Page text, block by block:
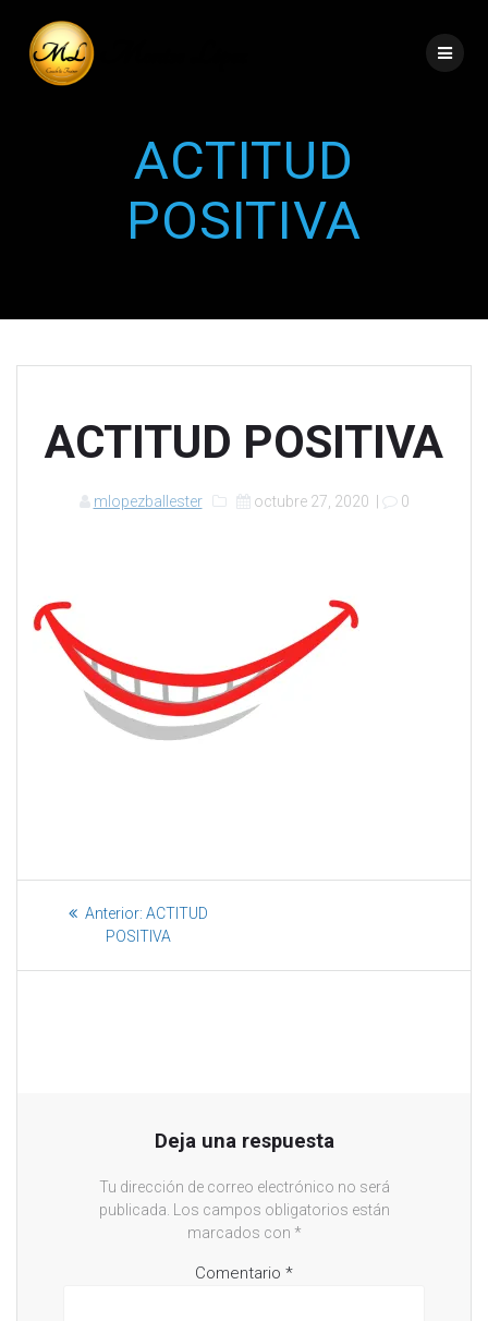
ACTITUD
POSITIVA
ACTITUD POSITIVA
mlopezballester octubre 27, 2020 0
Anterior: ACTITUD
POSITIVA
Deja una respuesta
Tu dirección de correo electrónico no será
publicada.
Los campos obligatorios están
marcados con *
Comentario *